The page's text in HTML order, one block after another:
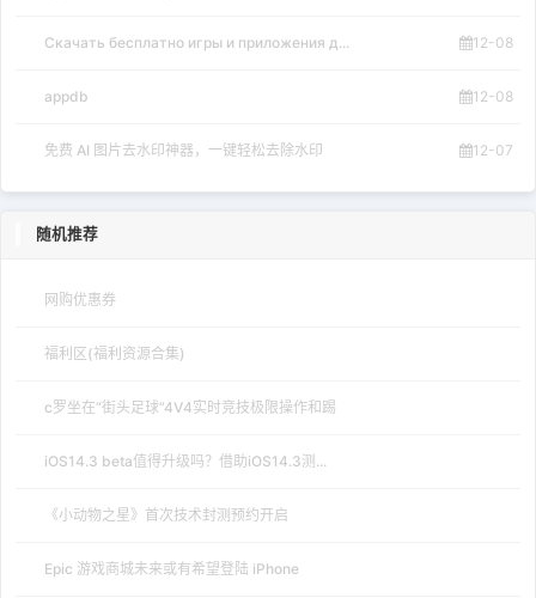
Скачать бесплатно игры и приложения д... 12-08
appdb 12-08
免费 AI 图片去水印神器，一键轻松去除水印 12-07
随机推荐
网购优惠券
福利区(福利资源合集)
c罗坐在“街头足球”4V4实时竞技极限操作和踢
iOS14.3 beta值得升级吗？借助iOS14.3测...
《小动物之星》首次技术封测预约开启
Epic 游戏商城未来或有希望登陆 iPhone